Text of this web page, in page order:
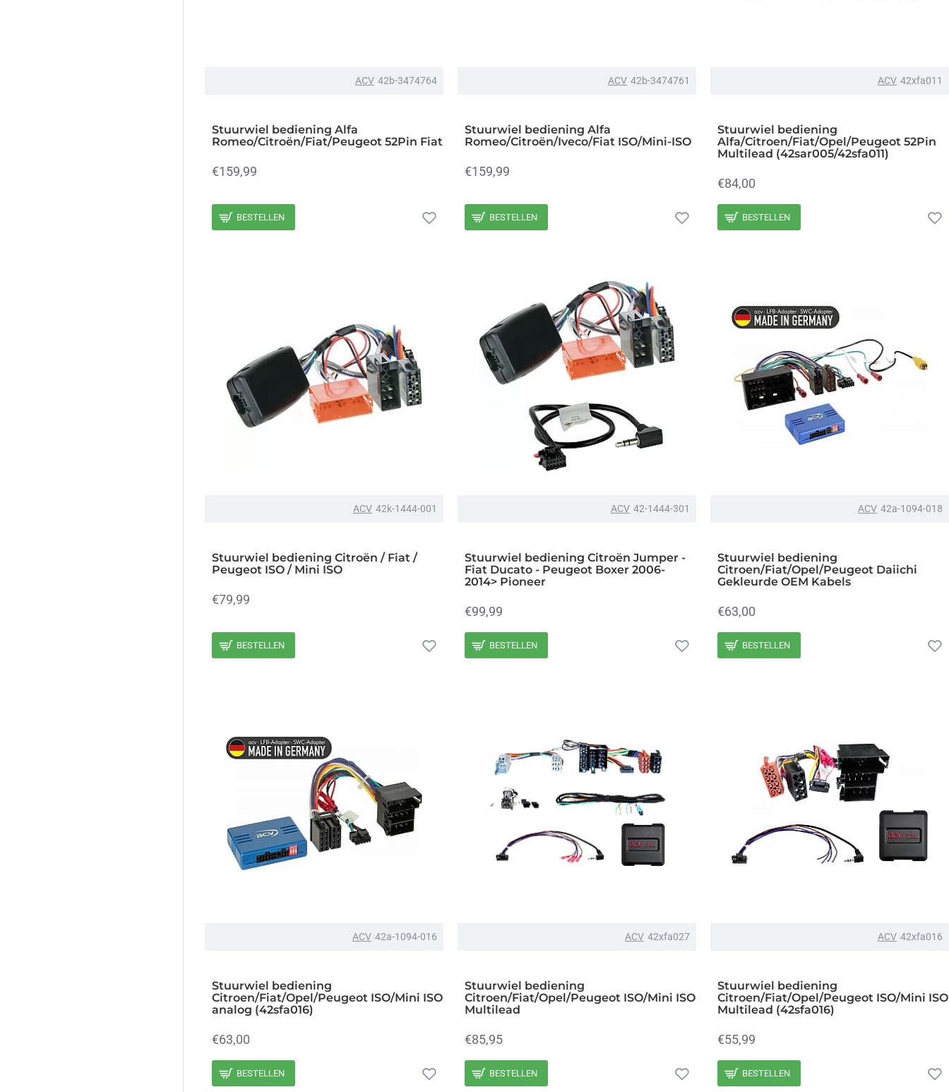
ACV 42b-3474764
Stuurwiel bediening Alfa
Romeo/Citroën/Fiat/Peugeot 52Pin Fiat
€159,99
BESTELLEN
ACV 42b-3474761
Stuurwiel bediening Alfa
Romeo/Citroën/Iveco/Fiat ISO/Mini-ISO
€159,99
BESTELLEN
ACV 42xfa011
Stuurwiel bediening
Alfa/Citroen/Fiat/Opel/Peugeot 52Pin
Multilead (42sar005/42sfa011)
€84,00
BESTELLEN
ACV 42k-1444-001
Stuurwiel bediening Citroën / Fiat /
Peugeot ISO / Mini ISO
€79,99
BESTELLEN
ACV 42-1444-301
Stuurwiel bediening Citroën Jumper -
Fiat Ducato - Peugeot Boxer 2006-
2014> Pioneer
€99,99
BESTELLEN
ACV 42a-1094-018
Stuurwiel bediening
Citroen/Fiat/Opel/Peugeot Daiichi
Gekleurde OEM Kabels
€63,00
BESTELLEN
ACV 42a-1094-016
Stuurwiel bediening
Citroen/Fiat/Opel/Peugeot ISO/Mini ISO
analog (42sfa016)
€63,00
BESTELLEN
ACV 42xfa027
Stuurwiel bediening
Citroen/Fiat/Opel/Peugeot ISO/Mini ISO
Multilead
€85,95
BESTELLEN
ACV 42xfa016
Stuurwiel bediening
Citroen/Fiat/Opel/Peugeot ISO/Mini ISO
Multilead (42sfa016)
€55,99
BESTELLEN